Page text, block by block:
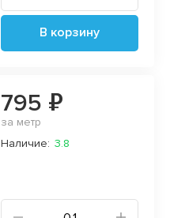
В корзину
795 ₽
за метр
Наличие: 3.8